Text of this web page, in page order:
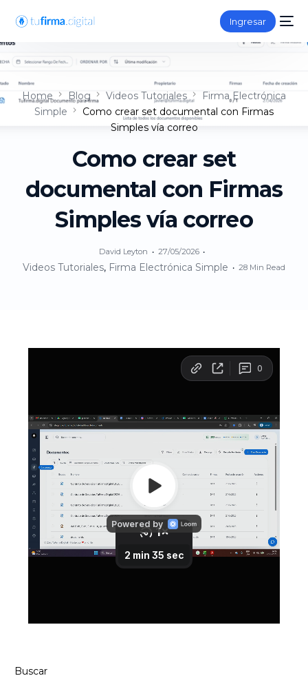
Ingresar
Home Blog Videos Tutoriales
Firma Electrónica
Simple
Como crear set documental con Firmas
Simples vía correo
Como crear set
documental con Firmas
Simples vía correo
David Leyton 27/05/2026
Videos Tutoriales, Firma Electrónica Simple 28 Min Read
Buscar